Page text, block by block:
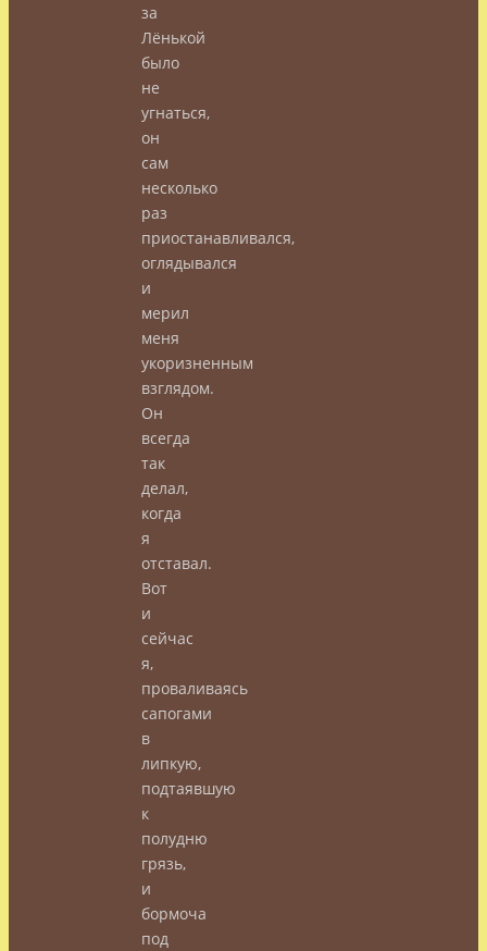
за
Лёнькой
было
не
угнаться,
он
сам
несколько
раз
приостанавливался,
оглядывался
и
мерил
меня
укоризненным
взглядом.
Он
всегда
так
делал,
когда
я
отставал.
Вот
и
сейчас
я,
проваливаясь
сапогами
в
липкую,
подтаявшую
к
полудню
грязь,
и
бормоча
под